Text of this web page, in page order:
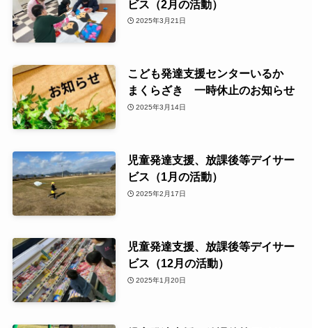
ビス（2月の活動）
2025年3月21日
こども発達支援センターいるか
まくらざき 一時休止のお知らせ
2025年3月14日
児童発達支援、放課後等デイサー
ビス（1月の活動）
2025年2月17日
児童発達支援、放課後等デイサー
ビス（12月の活動）
2025年1月20日